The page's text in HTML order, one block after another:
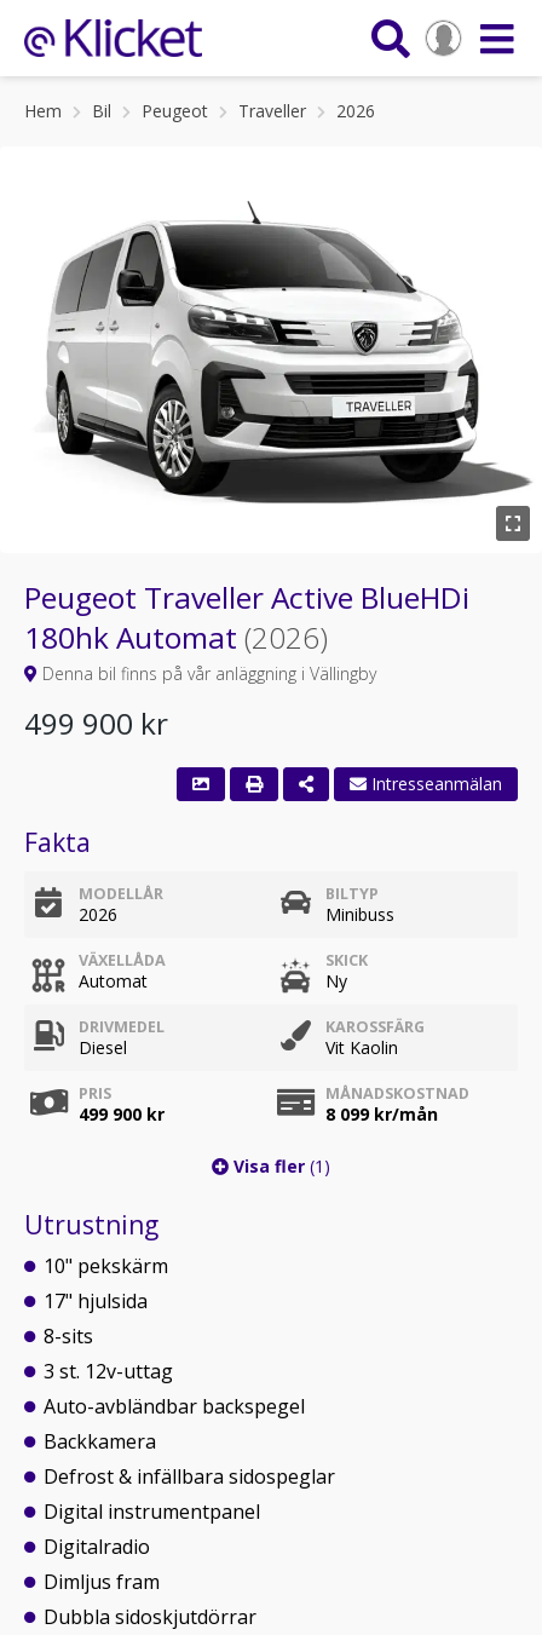
Hem Bil Peugeot Traveller 2026
Peugeot Traveller Active BlueHDi
180hk Automat (2026)
Denna bil finns på vår anläggning i Vällingby
499 900 kr
Intresseanmälan
Fakta
MODELLÅR
2026
BILTYP
Minibuss
VÄXELLÅDA
Automat
SKICK
Ny
DRIVMEDEL
Diesel
KAROSSFÄRG
Vit Kaolin
PRIS
499 900 kr
MÅNADSKOSTNAD
8 099kr/mån
Visa fler (1)
Utrustning
10" pekskärm
17" hjulsida
8-sits
3 st. 12v-uttag
Auto-avbländbar backspegel
Backkamera
Defrost & infällbara sidospeglar
Digital instrumentpanel
Digitalradio
Dimljus fram
Dubbla sidoskjutdörrar